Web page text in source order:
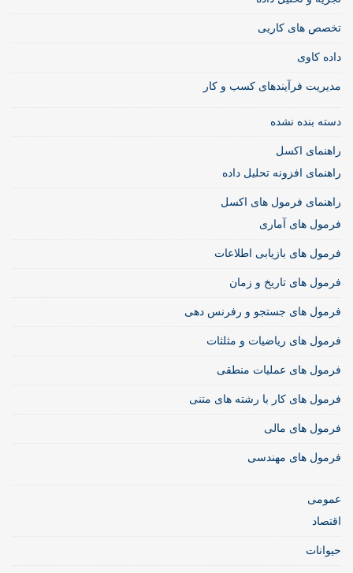
تخصص های کاریی
داده کاوی
مدیریت فرآیندهای کسب و کار
دسته بنده نشده
راهنمای اکسل
راهنمای افزونه تحلیل داده
راهنمای فرمول های اکسل
فرمول های آماری
فرمول های بازیابی اطلاعات
فرمول های تاریخ و زمان
فرمول های جستجو و رفرنس دهی
فرمول های ریاضیات و مثلثات
فرمول های عملیات منطقی
فرمول های کار با رشته های متنی
فرمول های مالی
فرمول های مهندسی
عمومی
اقتصاد
حیوانات